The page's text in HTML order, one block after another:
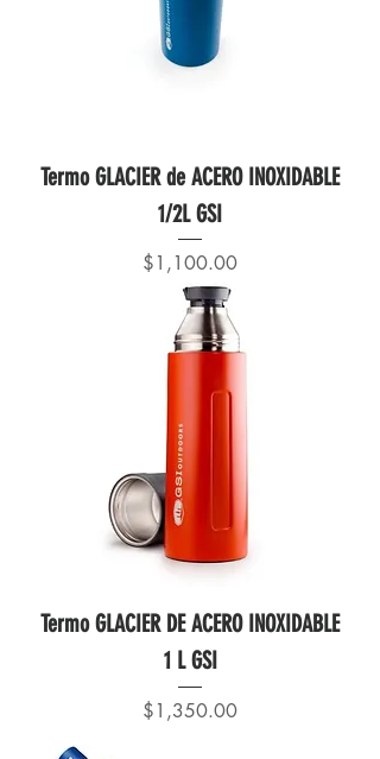
Termo GLACIER de ACERO INOXIDABLE
1/2L GSI
Precio
$1,100.00
Termo GLACIER DE ACERO INOXIDABLE
1 L GSI
Precio
$1,350.00